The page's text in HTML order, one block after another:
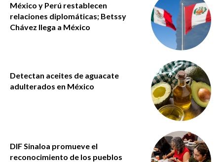
México y Perú restablecen
relaciones diplomáticas; Betssy
Chávez llega a México
Detectan aceites de aguacate
adulterados en México
DIF Sinaloa promueve el
reconocimiento de los pueblos